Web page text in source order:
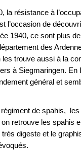
la résistance à
l’occasion de
1940, ce sont plus
des
les trouve aussi à la
à Siegmaringen.
général et
de spahis,
retrouve les spahis
digeste et le